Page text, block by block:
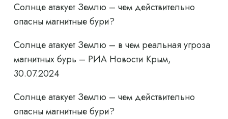
Солнце атакует Землю – чем действительно
опасны магнитные бури?
Солнце атакует Землю – в чем реальная угроза
магнитных бурь – РИА Новости Крым,
30.07.2024
Солнце атакует Землю – чем действительно
опасны магнитные бури?